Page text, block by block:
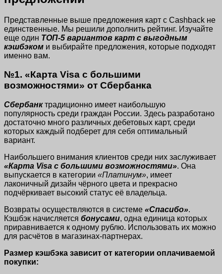
Представленные выше предложения карт с Сashback не
единственные. Мы решили дополнить рейтинг. Изучайте
еще один ТОП-5 вариантов карт с выгодным
кэшбэком и выбирайте предложения, которые подходят
именно вам.
№1. «Карта Visa с большими
возможностями» от Сбербанка
Сбербанктрадиционно имеет наибольшую
популярность среди граждан России. Здесь разработано
достаточно много различных дебетовых карт, среди
которых каждый подберет для себя оптимальный
вариант.
Наибольшего внимания клиентов среди них заслуживает
«Карта Visa с большими возможностями». Она
выпускается в категории «Платинум», имеет
лаконичный дизайн чёрного цвета и прекрасно
подчёркивает высокий статус её владельца.
Возвраты осуществляются в системе «Спасибо».
Кэшбэк начисляется бонусами, одна единица которых
приравнивается к одному рублю. Использовать их можно
для расчётов в магазинах-партнерах.
Размер кэшбэка зависит от категории оплачиваемой
покупки: